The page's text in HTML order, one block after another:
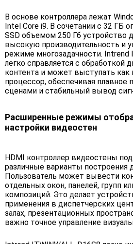
В основе контроллера лежат
Intel Core i9. В сочетании с 32 ГБ
SSD объемом 250 Гб устройство
высокую производительность и
режиме многозадачности. Intrend
легко справляется с обработкой
контента и может выступать
процессор, обеспечивая
сценами и стабильный вывод
Расширенные режимы
настройки видеостен
HDMI контроллер видеостены
различные варианты построения
Пользователь может вывести
отдельных окон, панелей, групп
композиций. Это делает
применения в диспетчерских
залах, презентационных
важно точное управление